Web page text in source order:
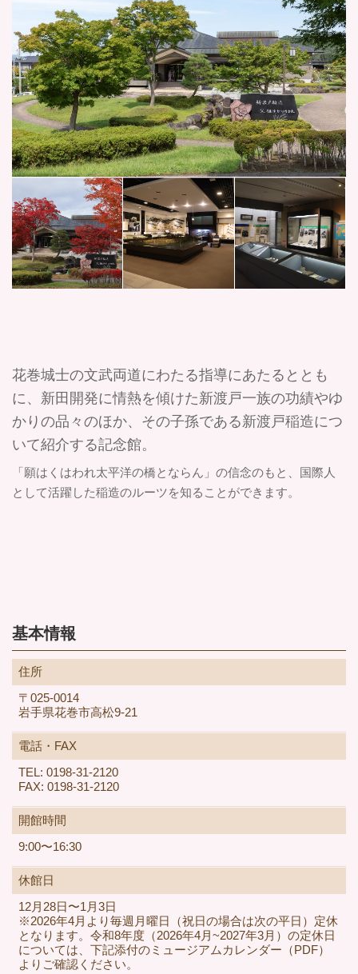
花巻城士の文武両道にわたる指導にあたるととも
に、新田開発に情熱を傾けた新渡戸一族の功績やゆ
かりの品々のほか、その子孫である新渡戸稲造につ
いて紹介する記念館。
「願はくはわれ太平洋の橋とならん」の信念のもと、国際人
として活躍した稲造のルーツを知ることができます。
基本情報
住所
〒025-0014
岩手県花巻市高松9-21
電話・FAX
TEL: 0198-31-2120
FAX: 0198-31-2120
開館時間
9:00〜16:30
休館日
12月28日〜1月3日
※2026年4月より毎週月曜日（祝日の場合は次の平日）定休
となります。令和8年度（2026年4月~2027年3月）の定休日
については、下記添付のミュージアムカレンダー（PDF）
よりご確認ください。